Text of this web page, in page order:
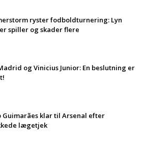
ryster fodboldturnering: Lyn
spiller og skader flere
og Vinicius Junior: En beslutning er
Guimarães klar til Arsenal efter
lægetjek